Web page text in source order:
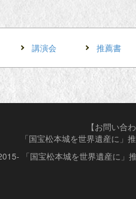
講演会 推薦書
【お問い合わ
「国宝松本城を世界遺産に
「国宝松本城を世界遺産に」